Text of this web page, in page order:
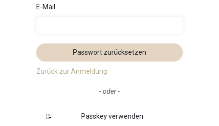
E-Mail
Passwort zurücksetzen
Zurück zur Anmeldung
- oder -
Passkey verwenden